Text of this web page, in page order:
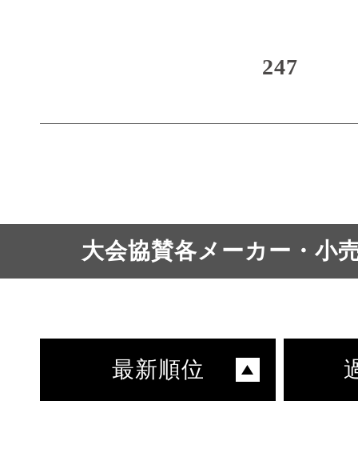
247
大会協賛各メーカー・小
最新順位